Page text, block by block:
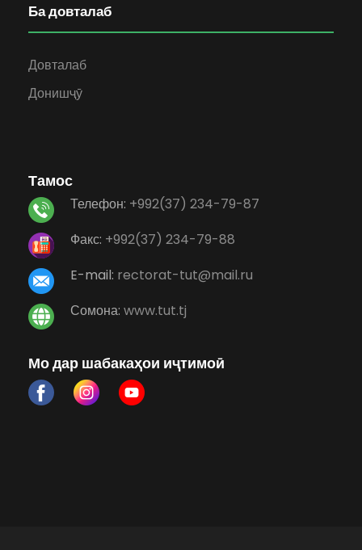
Ба довталаб
Довталаб
Донишҷӯ
Тамос
Телефон: +992(37) 234-79-87
Факс: +992(37) 234-79-88
E-mail: rectorat-tut@mail.ru
Сомона: www.tut.tj
Мо дар шабакаҳои иҷтимоӣ